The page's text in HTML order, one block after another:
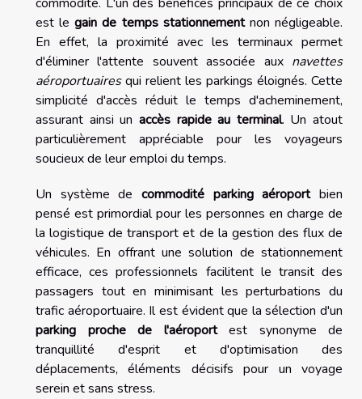
est legain de temps stationnementnon négligeable.
En effet, la proximité avec les terminaux permet
d'éliminer l'attente souvent associée aux navettes
aéroportuairesqui relient les parkings éloignés. Cette
simplicité d'accès réduit le temps d'acheminement,
assurant ainsi un accès rapide au terminal. Un atout
particulièrement appréciable pour les voyageurs
soucieux de leur emploi du temps.
Un système de commodité parking aéroportbien
pensé est primordial pour les personnes en charge de
la logistique de transport et de la gestion des flux de
véhicules. En offrant une solution de stationnement
efficace, ces professionnels facilitent le transit des
passagers tout en minimisant les perturbations du
trafic aéroportuaire. Il est évident que la sélection d'un
parking proche de l'aéroportest synonyme de
tranquillité d'esprit et d'optimisation des
déplacements, éléments décisifs pour un voyage
serein et sans stress.